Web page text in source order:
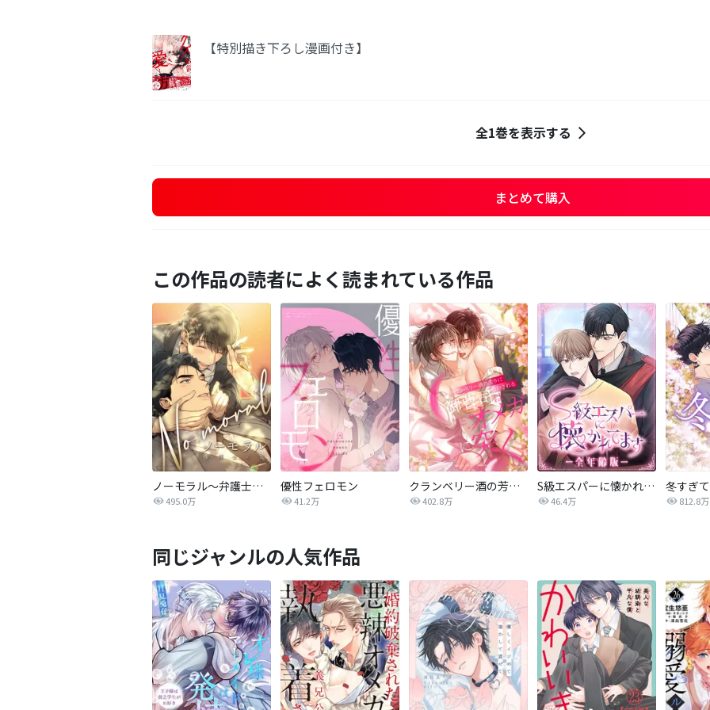
【特別描き下ろし漫画付き】
全1巻を表示する
まとめて購入
この作品の読者によく読まれている作品
ノーモラル～弁護士の掟～
495.0万
優性フェロモン
41.2万
クランベリー酒の芳りに惑わされる御曹司はオメガに突く
402.8万
S級エスパーに懐かれてます【全年齢版】
46.4万
冬すぎ
812.8万
同じジャンルの人気作品